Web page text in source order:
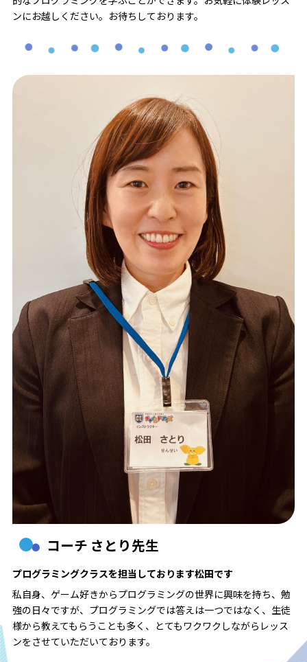
ンにお越しください。お待ちしております。
コーチ さとり先生
プログラミングクラスを担当しております松田です
私自身、ゲーム好きからプログラミングの世界に興味を持ち、勉
強の日々ですが、プログラミングでは答えは一つではなく、生徒
様から教えてもらうことも多く、とてもワクワクしながらレッス
ンをさせていただいております。